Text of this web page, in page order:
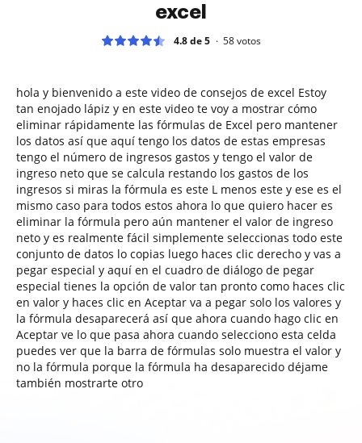
excel
4.8 de 5 58votos
hola y bienvenido a este video de consejos de excel Estoy
tan enojado lápiz y en este video te voy a mostrar cómo
eliminar rápidamente las fórmulas de Excel pero mantener
los datos así que aquí tengo los datos de estas empresas
tengo el número de ingresos gastos y tengo el valor de
ingreso neto que se calcula restando los gastos de los
ingresos si miras la fórmula es este L menos este y ese es el
mismo caso para todos estos ahora lo que quiero hacer es
eliminar la fórmula pero aún mantener el valor de ingreso
neto y es realmente fácil simplemente seleccionas todo este
conjunto de datos lo copias luego haces clic derecho y vas a
pegar especial y aquí en el cuadro de diálogo de pegar
especial tienes la opción de valor tan pronto como haces clic
en valor y haces clic en Aceptar va a pegar solo los valores y
la fórmula desaparecerá así que ahora cuando hago clic en
Aceptar ve lo que pasa ahora cuando selecciono esta celda
puedes ver que la barra de fórmulas solo muestra el valor y
no la fórmula porque la fórmula ha desaparecido déjame
también mostrarte otro